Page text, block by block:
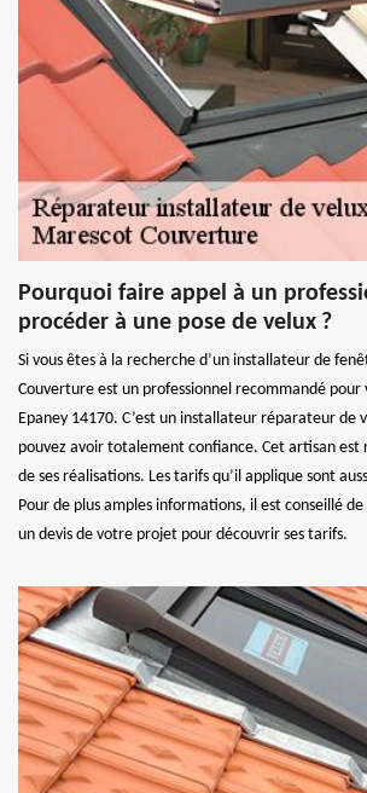
Pourquoi faire appel à un
procéder à une pose de velux ?
Si vous êtes à la recherche d’un installateur de
Couverture est un professionnel recommandé pour
Epaney 14170. C’est un installateur réparateur de
pouvez avoir totalement confiance. Cet artisan
de ses réalisations. Les tarifs qu’il applique sont
Pour de plus amples informations, il est conseillé
un devis de votre projet pour découvrir ses tarifs.